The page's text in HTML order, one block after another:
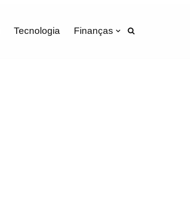
Tecnologia Finanças